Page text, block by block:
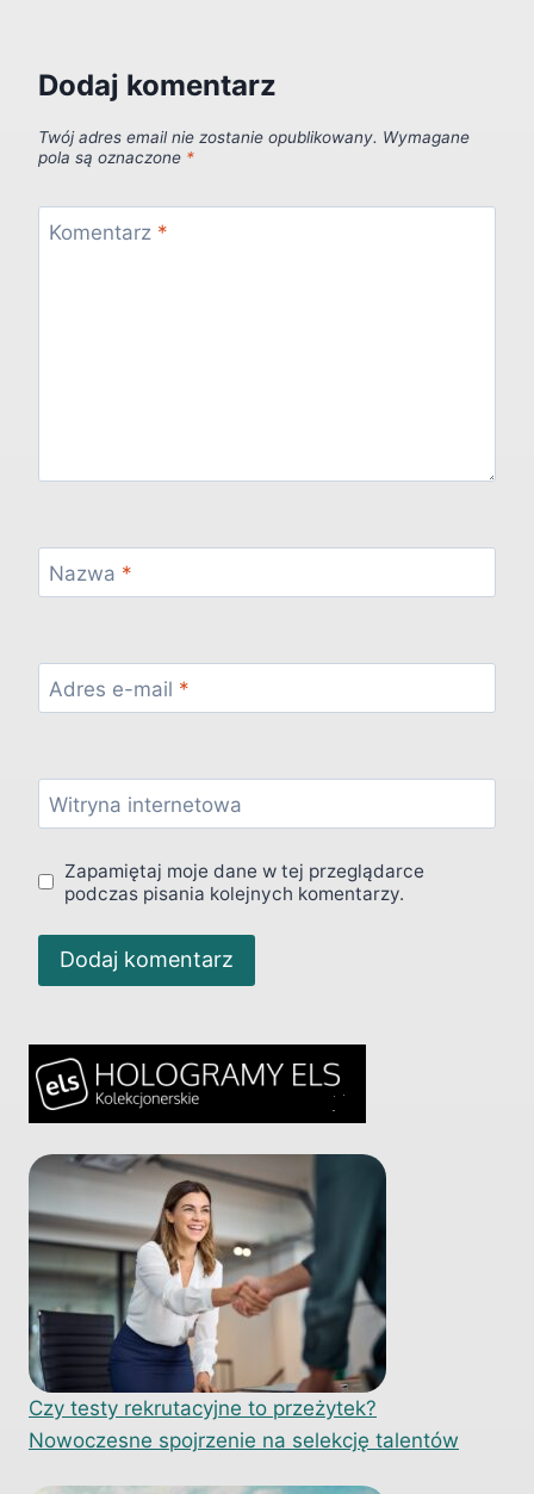
Dodaj komentarz
Twój adres email nie zostanie opublikowany. Wymagane
pola są oznaczone *
Komentarz *
Nazwa *
Adres e-mail *
Witryna internetowa
Zapamiętaj moje dane w tej przeglądarce
podczas pisania kolejnych komentarzy.
Czy testy rekrutacyjne to przeżytek?
Nowoczesne spojrzenie na selekcję talentów